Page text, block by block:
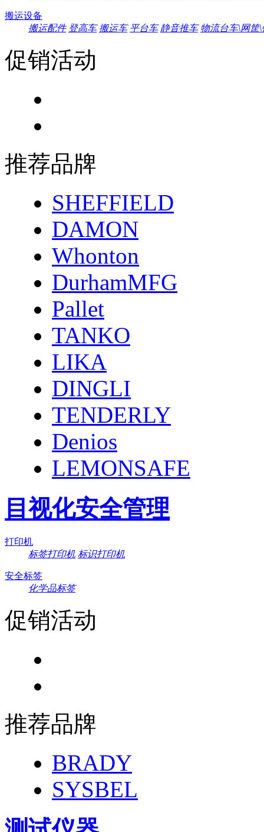
搬运设备
搬运配件 登高车 搬运车 平台车 静音推车 物流台车\网筐
促销活动
推荐品牌
SHEFFIELD
DAMON
Whonton
DurhamMFG
Pallet
TANKO
LIKA
DINGLI
TENDERLY
Denios
LEMONSAFE
目视化安全管理
打印机
标签打印机 标识打印机
安全标签
化学品标签
促销活动
推荐品牌
BRADY
SYSBEL